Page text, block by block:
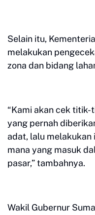
Selain itu,
melakukan
zona dan bidang
“Kami akan cek
yang pernah
adat, lalu melakukan
mana yang masuk
pasar,” tambahnya.
Wakil Gubernur